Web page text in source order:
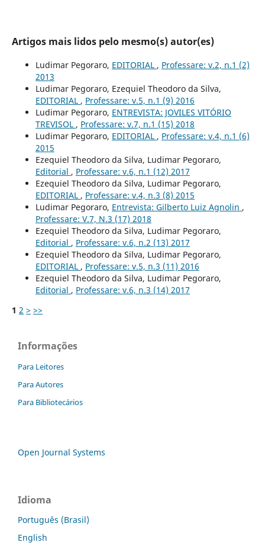
Artigos mais lidos pelo mesmo(s) autor(es)
Ludimar Pegoraro, EDITORIAL , Professare: v.2, n.1 (2)
2013
Ludimar Pegoraro, Ezequiel Theodoro da Silva,
EDITORIAL , Professare: v.5, n.1 (9) 2016
Ludimar Pegoraro, ENTREVISTA: JOVILES VITÓRIO
TREVISOL , Professare: v.7, n.1 (15) 2018
Ludimar Pegoraro, EDITORIAL , Professare: v.4, n.1 (6)
2015
Ezequiel Theodoro da Silva, Ludimar Pegoraro,
Editorial , Professare: v.6, n.1 (12) 2017
Ezequiel Theodoro da Silva, Ludimar Pegoraro,
EDITORIAL , Professare: v.4, n.3 (8) 2015
Ludimar Pegoraro, Entrevista: Gilberto Luiz Agnolin ,
Professare: V.7, N.3 (17) 2018
Ezequiel Theodoro da Silva, Ludimar Pegoraro,
Editorial , Professare: v.6, n.2 (13) 2017
Ezequiel Theodoro da Silva, Ludimar Pegoraro,
EDITORIAL , Professare: v.5, n.3 (11) 2016
Ezequiel Theodoro da Silva, Ludimar Pegoraro,
Editorial , Professare: v.6, n.3 (14) 2017
1 2 > >>
Informações
Para Leitores
Para Autores
Para Bibliotecários
Open Journal Systems
Idioma
Português (Brasil)
English